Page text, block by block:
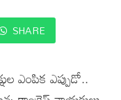
SHARE
ఎంపిక ఎప్పుడో..